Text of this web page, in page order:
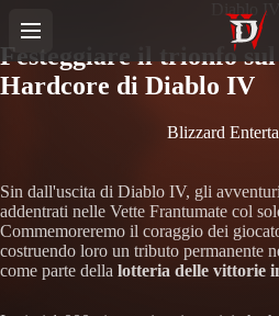
Diablo IV
Festeggiare il trionfo
Hardcore di Diablo IV
Blizzard
Sin dall'uscita di Diablo IV, gli
addentrati nelle Vette Frantumate col
Commemoreremo il coraggio dei
costruendo loro un tributo permanente
come parte della lotteria delle vittorie